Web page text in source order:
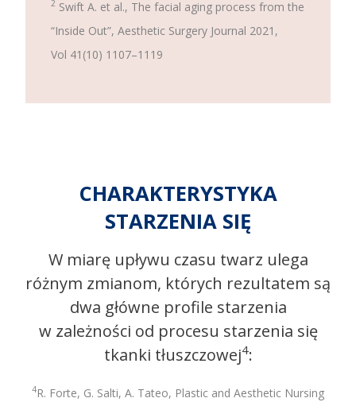
2 Swift A. et al., The facial aging process from the
“Inside Out”, Aesthetic Surgery Journal 2021,
Vol 41(10) 1107–1119
CHARAKTERYSTYKA
STARZENIA SIĘ
W miarę upływu czasu twarz ulega
różnym zmianom, których rezultatem są
dwa główne profile starzenia
w zależności od procesu starzenia się
tkanki tłuszczowej4:
4R. Forte, G. Salti, A. Tateo, Plastic and Aesthetic Nursing